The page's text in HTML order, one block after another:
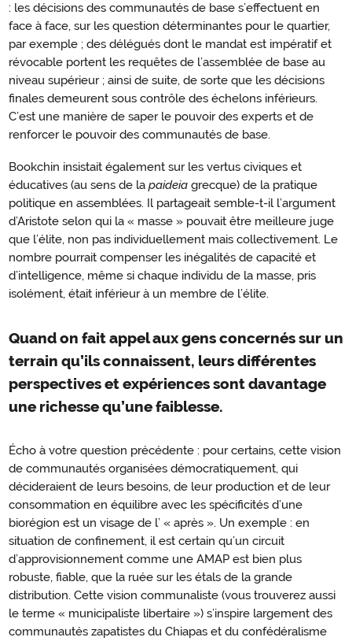
: les décisions des communautés de base s’effectuent en
face à face, sur les question déterminantes pour le quartier,
par exemple ; des délégués dont le mandat est impératif et
révocable portent les requêtes de l’assemblée de base au
niveau supérieur ; ainsi de suite, de sorte que les décisions
finales demeurent sous contrôle des échelons inférieurs.
C’est une manière de saper le pouvoir des experts et de
renforcer le pouvoir des communautés de base.
Bookchin insistait également sur les vertus civiques et
éducatives (au sens de la paideia grecque) de la pratique
politique en assemblées. Il partageait semble-t-il l’argument
d’Aristote selon qui la « masse » pouvait être meilleure juge
que l’élite, non pas individuellement mais collectivement. Le
nombre pourrait compenser les inégalités de capacité et
d’intelligence, même si chaque individu de la masse, pris
isolément, était inférieur à un membre de l’élite.
Quand on fait appel aux gens concernés sur un
terrain qu’ils connaissent, leurs différentes
perspectives et expériences sont davantage
une richesse qu’une faiblesse.
Écho à votre question précédente : pour certains, cette vision
de communautés organisées démocratiquement, qui
décideraient de leurs besoins, de leur production et de leur
consommation en équilibre avec les spécificités d’une
biorégion est un visage de l’ « après ». Un exemple : en
situation de confinement, il est certain qu’un circuit
d’approvisionnement comme une AMAP est bien plus
robuste, fiable, que la ruée sur les étals de la grande
distribution. Cette vision communaliste (vous trouverez aussi
le terme « municipaliste libertaire ») s’inspire largement des
communautés zapatistes du Chiapas et du confédéralisme